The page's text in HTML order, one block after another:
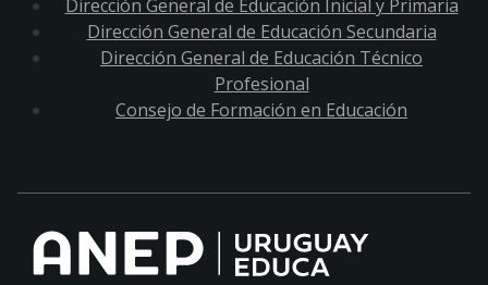
Dirección General de Educación Inicial y Primaria
Dirección General de Educación Secundaria
Dirección General de Educación Técnico
Profesional
Consejo de Formación en Educación